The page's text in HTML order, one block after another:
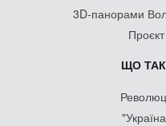
3D-панорами
ЩО